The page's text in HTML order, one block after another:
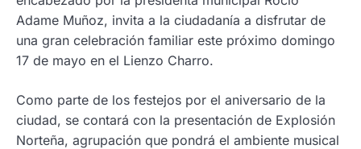
Adame Muñoz, invita a la ciudadanía a disfrutar de
una gran celebración familiar este próximo domingo
17 de mayo en el Lienzo Charro.
Como parte de los festejos por el aniversario de la
ciudad, se contará con la presentación de Explosión
Norteña, agrupación que pondrá el ambiente musical